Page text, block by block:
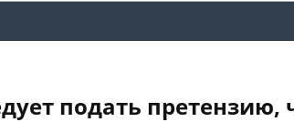
подать